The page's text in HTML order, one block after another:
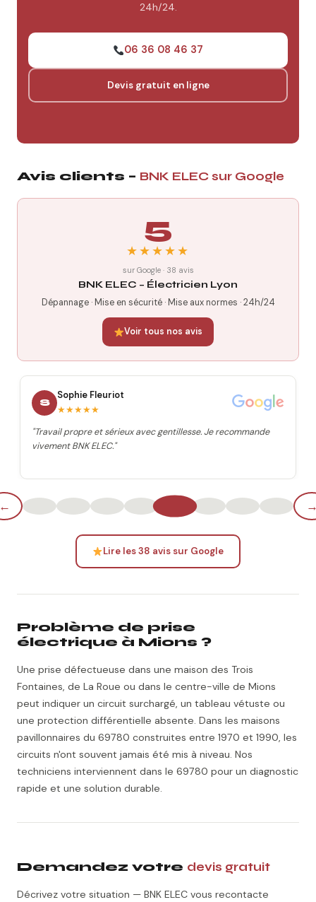
24h/24.
06 36 08 46 37
Devis gratuit en ligne
Avis clients – BNK ELEC sur Google
5
★★★★★
sur Google · 38 avis
BNK ELEC – Électricien Lyon
Dépannage · Mise en sécurité · Mise aux normes · 24h/24
Voir tous nos avis
S
Sophie Fleuriot
★★★★★
"Travail propre et sérieux avec gentillesse. Je recommande
vivement BNK ELEC."
Lire les 38 avis sur Google
Problème de prise
électrique à Mions ?
Une prise défectueuse dans une maison des Trois
Fontaines, de La Roue ou dans le centre-ville de Mions
peut indiquer un circuit surchargé, un tableau vétuste ou
une protection différentielle absente. Dans les maisons
pavillonnaires du 69780 construites entre 1970 et 1990, les
circuits n'ont souvent jamais été mis à niveau. Nos
techniciens interviennent dans le 69780 pour un diagnostic
rapide et une solution durable.
Demandez votre devis gratuit
Décrivez votre situation — BNK ELEC vous recontacte